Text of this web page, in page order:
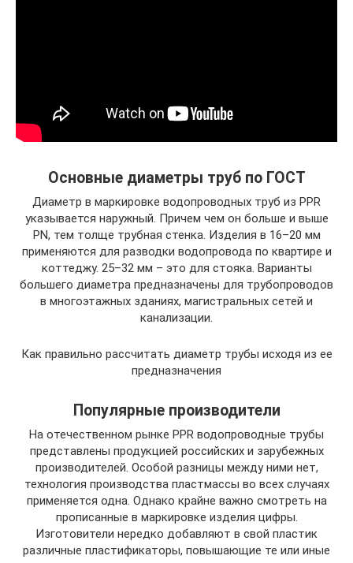
Основные диаметры труб по ГОСТ
Диаметр в маркировке водопроводных труб из PPR
указывается наружный. Причем чем он больше и выше
PN, тем толще трубная стенка. Изделия в 16–20 мм
применяются для разводки водопровода по квартире и
коттеджу. 25–32 мм – это для стояка. Варианты
большего диаметра предназначены для трубопроводов
в многоэтажных зданиях, магистральных сетей и
канализации.
Как правильно рассчитать диаметр трубы исходя из ее
предназначения
Популярные производители
На отечественном рынке PPR водопроводные трубы
представлены продукцией российских и зарубежных
производителей. Особой разницы между ними нет,
технология производства пластмассы во всех случаях
применяется одна. Однако крайне важно смотреть на
прописанные в маркировке изделия цифры.
Изготовители нередко добавляют в свой пластик
различные пластификаторы, повышающие те или иные